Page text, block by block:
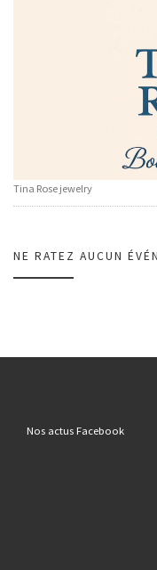
Tina Rose jewelry
NE RATEZ AUCUN
Nos actus Facebook